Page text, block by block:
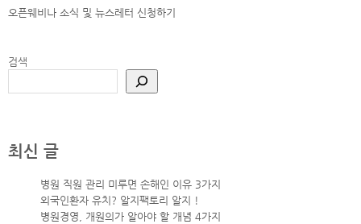
오픈웨비나 소식 및 뉴스레터 신청하기
검색
최신 글
병원 직원 관리 미루면 손해인 이유 3가지
외국인환자 유치? 알지팩토리 알지 !
병원경영, 개원의가 알아야 할 개념 4가지